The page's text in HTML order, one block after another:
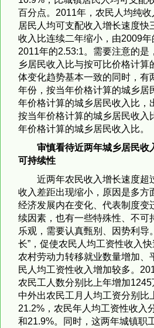
百分点。2011年，农民人均纯
居民人均可支配收入增长速度快
收入比连续二年缩小，由2009年
2011年的2.53:1。需要注意的是
乡居民收入比与按可比价格计算
体变化趋势基本一致的同时，有
年份，按当年价格计算的城乡居
年价格计算的城乡居民收入比，
按当年价格计算的城乡居民收入
年价格计算的城乡居民收入比。
审慎看待近两年城乡居民收
可持续性
近两年农民收入增长速度超
收入差距出现缩小，原因是多方
经济发展内在变化、代表制度变
续因素，也有一些特殊性、不可
乐观，需要认真甄别、因势利导
长”，促使农民人均工资性收入
农村劳动力转移就业数量增加、
民人均工资性收入增加较多。
农民工人数分别比上年增加
中外出农民工月人均工资分别比
21.2%，农民年人均工资性收入
和21.9%。同时，这两年城镇职